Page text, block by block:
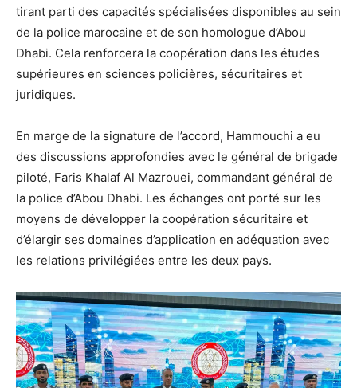
tirant parti des capacités spécialisées disponibles au sein
de la police marocaine et de son homologue d’Abou
Dhabi. Cela renforcera la coopération dans les études
supérieures en sciences policières, sécuritaires et
juridiques.
En marge de la signature de l’accord, Hammouchi a eu
des discussions approfondies avec le général de brigade
piloté, Faris Khalaf Al Mazrouei, commandant général de
la police d’Abou Dhabi. Les échanges ont porté sur les
moyens de développer la coopération sécuritaire et
d’élargir ses domaines d’application en adéquation avec
les relations privilégiées entre les deux pays.